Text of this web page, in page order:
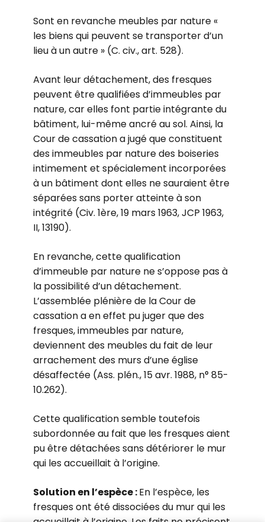
Sont en revanche meubles par nature «
les biens qui peuvent se transporter d’un
lieu à un autre » (C. civ., art. 528).
Avant leur détachement, des fresques
peuvent être qualifiées d’immeubles par
nature, car elles font partie intégrante du
bâtiment, lui-même ancré au sol. Ainsi, la
Cour de cassation a jugé que constituent
des immeubles par nature des boiseries
intimement et spécialement incorporées
à un bâtiment dont elles ne sauraient être
séparées sans porter atteinte à son
intégrité (Civ. 1ère, 19 mars 1963, JCP 1963,
II, 13190).
En revanche, cette qualification
d’immeuble par nature ne s’oppose pas à
la possibilité d’un détachement.
L’assemblée plénière de la Cour de
cassation a en effet pu juger que des
fresques, immeubles par nature,
deviennent des meubles du fait de leur
arrachement des murs d’une église
désaffectée (Ass. plén., 15 avr. 1988, n° 85-
10.262).
Cette qualification semble toutefois
subordonnée au fait que les fresques aient
pu être détachées sans détériorer le mur
qui les accueillait à l’origine.
Solution en l’espèce :En l’espèce, les
fresques ont été dissociées du mur qui les